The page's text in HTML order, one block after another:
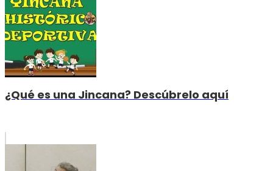
¿Qué es una Jincana? Descúbrelo aquí